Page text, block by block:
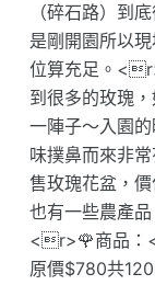
（碎石路）到
是剛開園所以
位算充足。
到很多的玫瑰
一陣子～入園
味撲鼻而來非
售玫瑰花盆，
也有一些農產
<r>🌹商品：
原價$780共